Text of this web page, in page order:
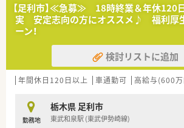
【足利市】≪急募≫ 18時終業＆年休120
実 安定志向の方にオススメ♪ 福利厚
ーン！
検討リストに追加
年間休日120日以上 車通勤可 高給与(600
勤務地
栃木県 足利市
東武和泉駅 (東武伊勢崎線)